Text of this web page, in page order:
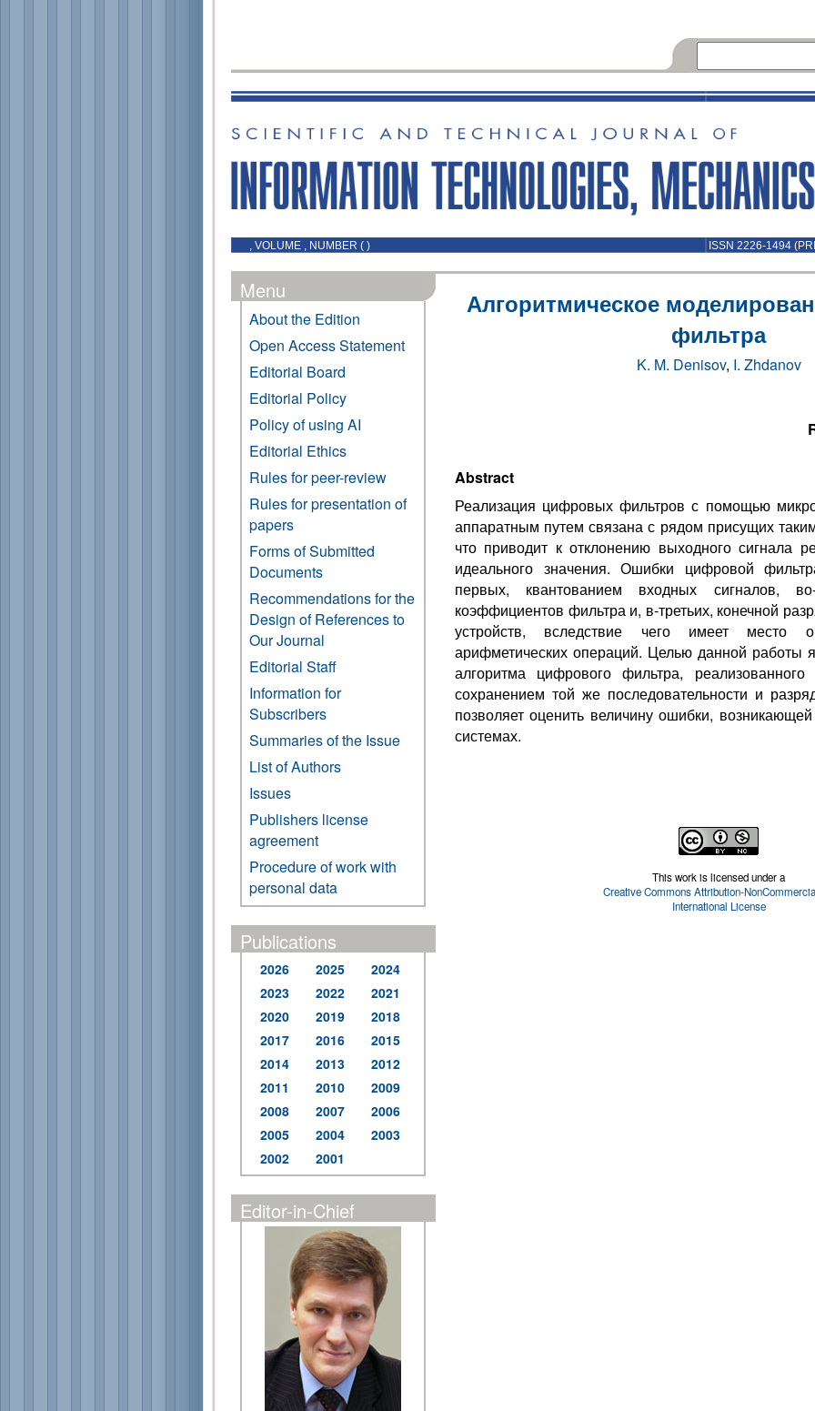
, VOLUME , NUMBER ( ) ISSN 2226-1494
Menu
About the Edition
Open Access Statement
Editorial Board
Editorial Policy
Policy of using AI
Editorial Ethics
Rules for peer-review
Rules for presentation of
papers
Forms of Submitted
Documents
Recommendations for the
Design of References to
Our Journal
Editorial Staff
Information for
Subscribers
Summaries of the Issue
List of Authors
Issues
Publishers license
agreement
Procedure of work with
personal data
Publications
2026 2025
2024
2023
2022
2021
2020
2019
2018
2017
2016
2015
2014
2013
2012
2011
2010
2009
2008
2007
2006
2005
2004
2003
2002
2001
Editor-in-Chief
Алгоритмическое
фильтра
K. M. Denisov, I. Zhdanov
Abstract
Реализация цифровых фильтров с помощью
аппаратным путем связана с рядом присущих
что приводит к отклонению выходного сигнала
идеального значения. Ошибки цифровой
первых, квантованием входных сигналов,
коэффициентов фильтра и, в-третьих, конечной
устройств, вследствие чего имеет место
арифметических операций. Целью данной работы
алгоритма цифрового фильтра,
сохранением той же последовательности и
позволяет оценить величину ошибки,
системах.
This work is licensed under a
Creative Commons Attribution-
International License